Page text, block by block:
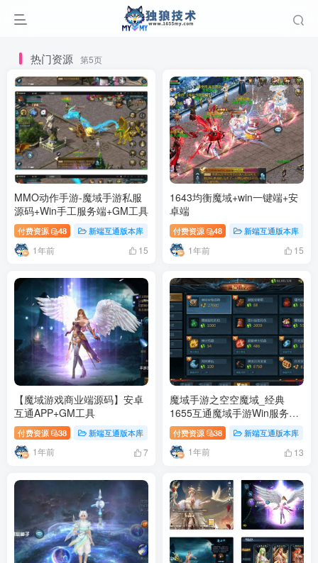
热门资源 第5页
MMO动作手游-魔域手游私服
源码+Win手工服务端+GM工具
付费资源 48 新端互通版本库
1年前 15
1643均衡魔域+win一键端+安
卓端
付费资源 48 新端互通版本库
1年前 15
【魔域游戏商业端源码】安卓
互通APP+GM工具
付费资源 38 新端互通版本库
1年前 7
魔域手游之空空魔域_经典
1655互通魔域手游Win服务端
+GM全套工具
付费资源 38 新端互通版本库
1年前 13